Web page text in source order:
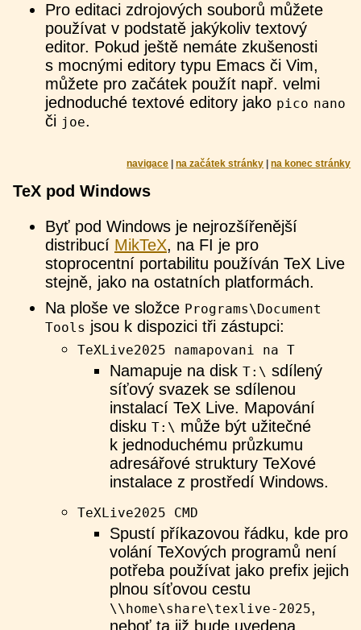
Pro editaci zdrojových souborů můžete
používat v podstatě jakýkoliv textový
editor. Pokud ještě nemáte zkušenosti
s mocnými editory typu Emacs či Vim,
můžete pro začátek použít např. velmi
jednoduché textové editory jako pico nano
či joe.
navigace |na začátek stránky |na konec stránky
TeX pod Windows
Byť pod Windows je nejrozšířenější
distribucí MikTeX, na FI je pro
stoprocentní portabilitu používán TeX Live
stejně, jako na ostatních platformách.
Na ploše ve složce Programs\Document
Tools jsou k dispozici tři zástupci:
TeXLive2025 namapovani na T
Namapuje na disk T:\ sdílený
síťový svazek se sdílenou
instalací TeX Live. Mapování
disku T:\ může být užitečné
k jednoduchému průzkumu
adresářové struktury TeXové
instalace z prostředí Windows.
TeXLive2025 CMD
Spustí příkazovou řádku, kde pro
volání TeXových programů není
potřeba používat jako prefix jejich
plnou síťovou cestu
\\home\share\texlive-2025,
neboť ta již bude uvedena